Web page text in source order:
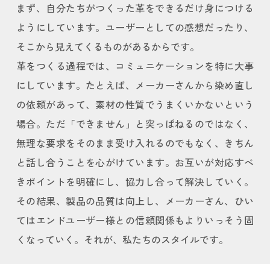
まず、自分たちがつくった革をできるだけ身につける
ようにしています。ユーザーとしての感想だったり、
そこから見えてくるものがあるからです。
革をつくる過程では、コミュニケーションを特に大事
にしています。たとえば、メーカーさんから染め直し
の依頼があって、素材の性質でうまくいかないという
場合。ただ「できません」と突っぱねるのではなく、
無理な要求をそのまま受け入れるのでもなく、きちん
と話し合うことを心がけています。お互いが対応すべ
きポイントを明確にし、協力し合って解決していく。
その結果、製品の品質は向上し、メーカーさん、ひい
てはエンドユーザー様との信頼関係もよりいっそう固
くなっていく。それが、私たちのスタイルです。